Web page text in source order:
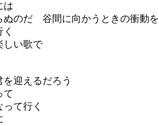
は
ぬのだ 谷間に向かうときの衝動を
い歌で
迎えるだろう
て
て行く